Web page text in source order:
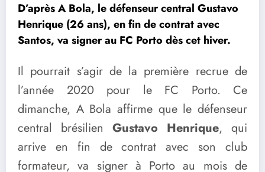
D’après A Bola, le défenseur central Gustavo
Henrique (26 ans), en fin de contrat avec
Santos, va signer au FC Porto dès cet hiver.
Il pourrait s’agir de la première recrue de
l’année 2020 pour le FC Porto. Ce
dimanche, A Bola affirme que le défenseur
central brésilien Gustavo Henrique, qui
arrive en fin de contrat avec son club
formateur, va signer à Porto au mois de